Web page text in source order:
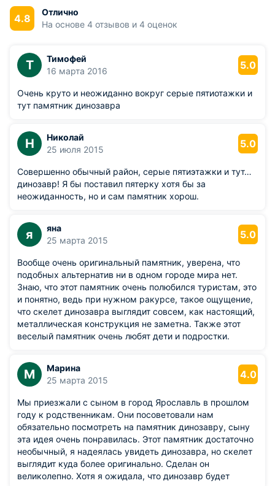
Куликов.
Длиной три метра и высотой два, динозавр сделан из
памятник напоминает настоящий скелет. Народный умелец
выбрал этот материал как самый дешевый и экологичный:
в ход пошли остатки железа, детали, гайки и ключи.
4.8
Отлично
На основе 4 отзывов и 4 оценок
Т
Тимофей
16 марта 2016
5.0
Очень круто и неожиданно вокруг серые пятиотажки и
тут памятник динозавра
Н
Николай
25 июля 2015
5.0
Совершенно обычный район, серые пятиэтажки и тут…
динозавр! Я бы поставил пятерку хотя бы за
неожиданность, но и сам памятник хорош.
я
яна
25 марта 2015
5.0
Вообще очень оригинальный памятник, уверена, что
подобных альтернатив ни в одном городе мира нет.
Знаю, что этот памятник очень полюбился туристам, это
и понятно, ведь при нужном ракурсе, такое ощущение,
что скелет динозавра выглядит совсем, как настоящий,
металлическая конструкция не заметна. Также этот
веселый памятник очень любят дети и подростки.
М
Марина
25 марта 2015
4.0
Мы приезжали с сыном в город Ярославль в прошлом
году к родственникам. Они посоветовали нам
обязательно посмотреть на памятник динозавру, сыну
эта идея очень понравилась. Этот памятник достаточно
необычный, я надеялась увидеть динозавра, но скелет
выглядит куда более оригинально. Сделан он
великолепно. Хотя я ожидала, что динозавр будет